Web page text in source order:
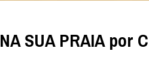
SUA PRAIA por